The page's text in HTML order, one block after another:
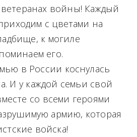
войны! Каждый
с цветами на
к могиле
его.
в России коснулась
И у каждой семьи свой
со всеми героями
армию, которая
войска!